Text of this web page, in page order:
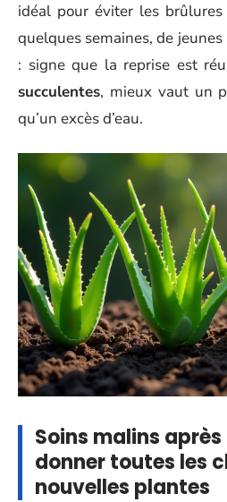
idéal pour éviter les
quelques semaines, de
: signe que la reprise est
succulentes, mieux vaut un
qu’un excès d’eau.
Soins malins
donner toutes les
nouvelles plantes